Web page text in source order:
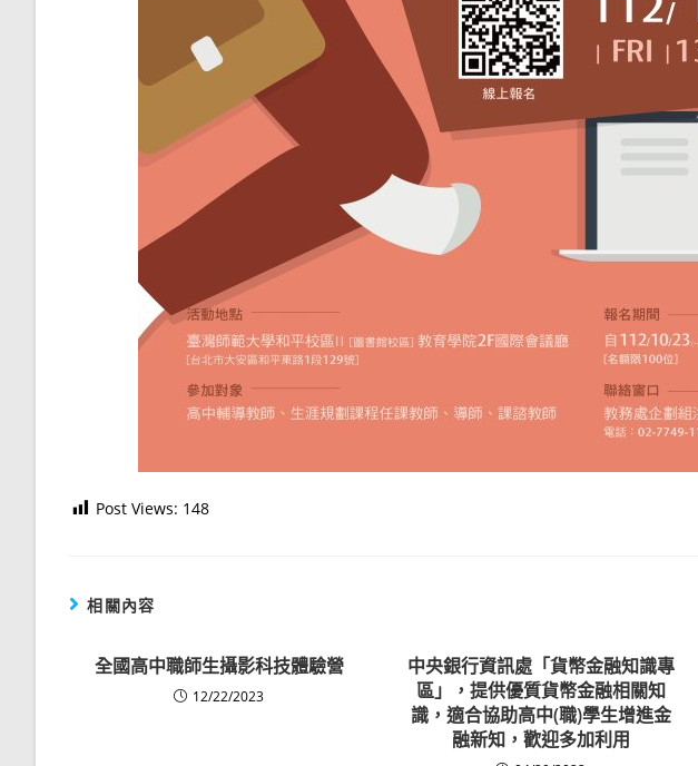
Post Views: 148
相關內容
全國高中職師生攝影科技體驗營
12/22/2023
中央銀行資訊處「貨幣金融知識專
區」，提供優質貨幣金融相關知
識，適合協助高中(職)學生增進金
融新知，歡迎多加利用